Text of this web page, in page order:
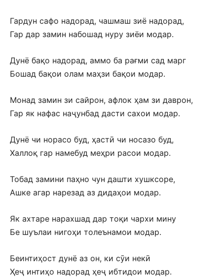
Гардун сафо надорад, чашмаш зиё надорад,
Гар дар замин набошад нуру зиёи модар.
Дунё бақо надорад, аммо ба рағми сад марг
Бошад бақои олам маҳзи бақои модар.
Монад замин зи сайрон, афлок ҳам зи даврон,
Гар як нафас наҷунбад дасти сахои модар.
Дунё чи норасо буд, ҳастӣ чи носазо буд,
Халлоқ гар намебуд меҳри расои модар.
Тобад замини паҳно чун дашти хушксоре,
Ашке агар нарезад аз дидаҳои модар.
Як ахтаре нарахшад дар тоқи чархи мину
Бе шуълаи нигоҳи толеънамои модар.
Беинтиҳост дунё аз он, ки сӯи некӣ
Ҳеҷ интиҳо надорад ҳеҷ ибтидои модар.